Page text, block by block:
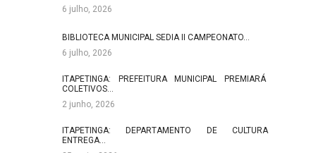
6 julho, 2026
BIBLIOTECA MUNICIPAL SEDIA II CAMPEONATO…
6 julho, 2026
ITAPETINGA: PREFEITURA MUNICIPAL PREMIARÁ
COLETIVOS…
2 junho, 2026
ITAPETINGA: DEPARTAMENTO DE CULTURA
ENTREGA…